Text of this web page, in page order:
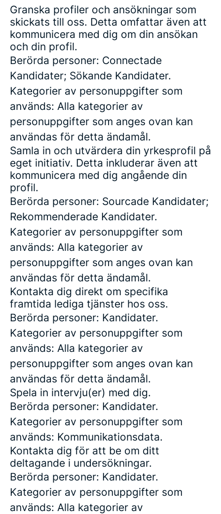
Granska profiler och ansökningar som
skickats till oss. Detta omfattar även att
kommunicera med dig om din ansökan
och din profil.
Berörda personer: Connectade
Kandidater; Sökande Kandidater.
Kategorier av personuppgifter som
används: Alla kategorier av
personuppgifter som anges ovan kan
användas för detta ändamål.
Samla in och utvärdera din yrkesprofil på
eget initiativ. Detta inkluderar även att
kommunicera med dig angående din
profil.
Berörda personer: Sourcade Kandidater;
Rekommenderade Kandidater.
Kategorier av personuppgifter som
används: Alla kategorier av
personuppgifter som anges ovan kan
användas för detta ändamål.
Kontakta dig direkt om specifika
framtida lediga tjänster hos oss.
Berörda personer: Kandidater.
Kategorier av personuppgifter som
används: Alla kategorier av
personuppgifter som anges ovan kan
användas för detta ändamål.
Spela in intervju(er) med dig.
Berörda personer: Kandidater.
Kategorier av personuppgifter som
används: Kommunikationsdata.
Kontakta dig för att be om ditt
deltagande i undersökningar.
Berörda personer: Kandidater.
Kategorier av personuppgifter som
används: Alla kategorier av